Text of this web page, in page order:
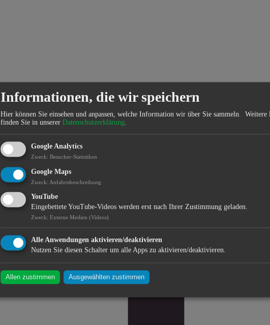
Informationen, die wir speichern
Hier können Sie einsehen und anpassen, welche Information wir über Sie sammeln. Weitere
finden Sie in unserer Datenschutzerklärung.
Google Analytics
Zweck: Besucher-Statistiken
Google Maps
Zweck: Anfahrtsbeschreibung
YouTube
Eingebettete YouTube-Videos werden erst nach Ihrer Zustimmung geladen.
Zweck: Externe Medien (Videos)
Alle Anwendungen aktivieren/deaktivieren
Nutzen Sie diesen Schalter um alle Apps zu aktivieren/deaktivieren.
Allen zustimmen Ausgewählten zustimmen